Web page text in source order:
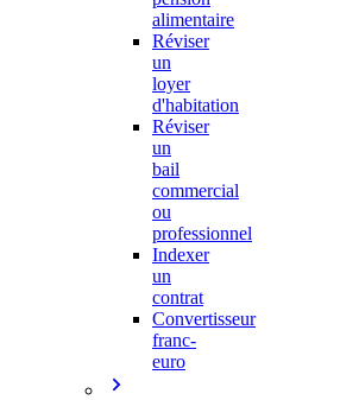
alimentaire
Réviser
un
loyer
d'habitation
Réviser
un
bail
commercial
ou
professionnel
Indexer
un
contrat
Convertisseur
franc-
euro